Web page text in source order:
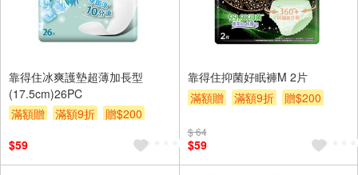
靠得住冰爽護墊超薄加長型
(17.5cm)26PC
滿額贈
滿額9折
贈$200
$59
靠得住抑菌好眠褲M 2片
滿額贈
滿額9折 贈$200
$ 64
$59